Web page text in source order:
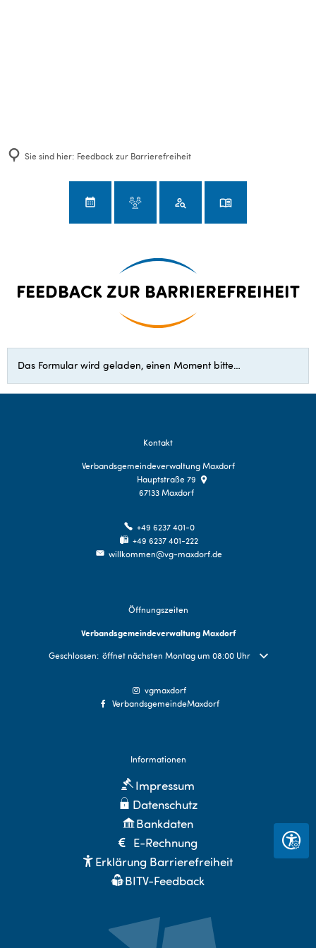
Sie sind hier: Feedback zur Barrierefreiheit
Feedback
FEEDBACK ZUR BARRIEREFREIHEIT
Das Formular wird geladen, einen Moment bitte…
Kontakt
Verbandsgemeindeverwaltung Maxdorf
Hauptstraße 79
67133 Maxdorf
+49 6237 401-0
+49 6237 401-222
willkommen@vg-maxdorf.de
Öffnungszeiten
Verbandsgemeindeverwaltung Maxdorf
Klicken, um weitere Öffnungs- oder Schließzeiten auszublenden
Geschlossen: öffnet nächsten Montag um 08:00 Uhr
vgmaxdorf
VerbandsgemeindeMaxdorf
Informationen
Impressum
Datenschutz
Bankdaten
E-Rechnung
Erklärung Barrierefreiheit
BITV-Feedback
Seite